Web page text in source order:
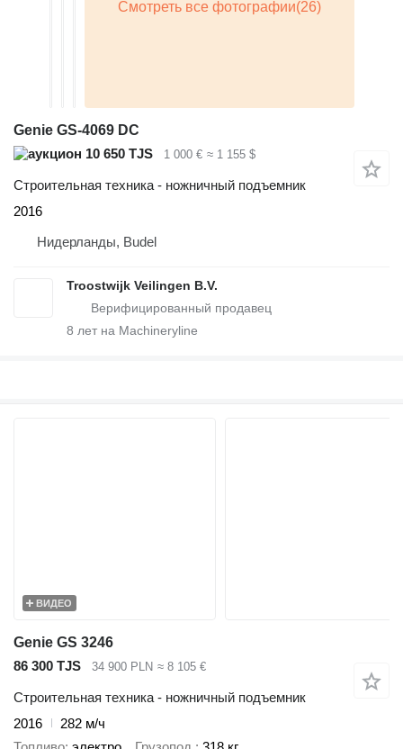
Genie GS-4069 DC
10 650 TJS
1 000 € ≈ 1 155 $
Строительная техника - ножничный подъемник
2016
Нидерланды, Budel
Troostwijk Veilingen B.V.
8 лет на Machineryline
ВИДЕО
Genie GS 3246
86 300 TJS
34 900 PLN ≈ 8 105 €
Строительная техника - ножничный подъемник
2016
282 м/ч